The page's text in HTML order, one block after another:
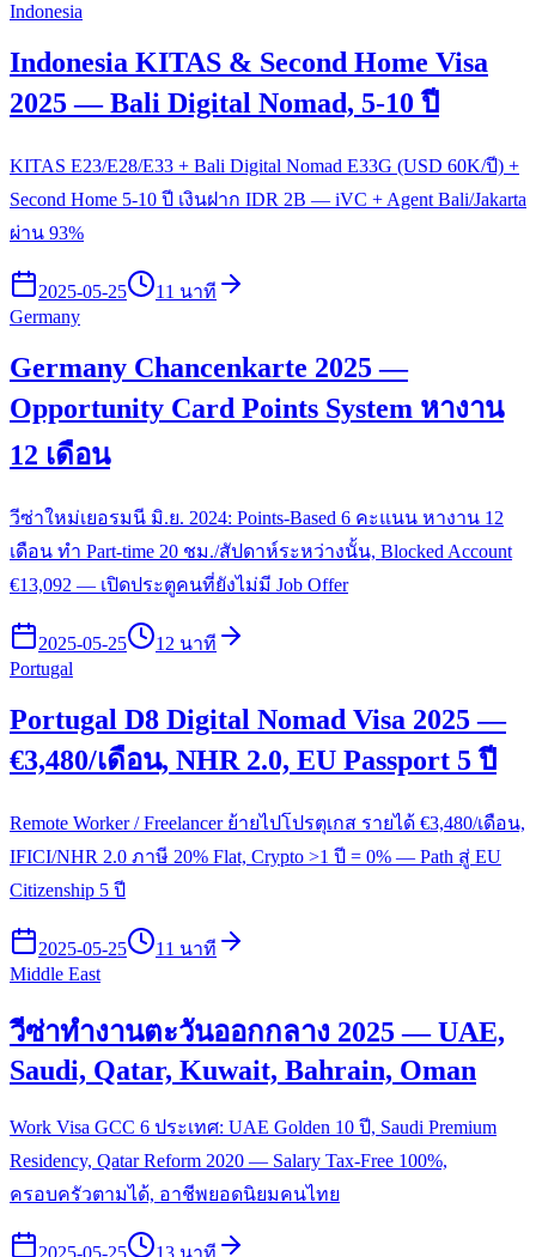
Indonesia
Indonesia KITAS & Second Home Visa
2025 — Bali Digital Nomad, 5-10 ปี
KITAS E23/E28/E33 + Bali Digital Nomad E33G (USD 60K/ปี) +
Second Home 5-10 ปี เงินฝาก IDR 2B — iVC + Agent Bali/Jakarta
ผ่าน 93%
2025-05-25
11 นาที
Germany
Germany Chancenkarte 2025 —
Opportunity Card Points System หางาน
12 เดือน
วีซ่าใหม่เยอรมนี มิ.ย. 2024: Points-Based 6 คะแนน หางาน 12
เดือน ทำ Part-time 20 ชม./สัปดาห์ระหว่างนั้น, Blocked Account
€13,092 — เปิดประตูคนที่ยังไม่มี Job Offer
2025-05-25
12 นาที
Portugal
Portugal D8 Digital Nomad Visa 2025 —
€3,480/เดือน, NHR 2.0, EU Passport 5 ปี
Remote Worker / Freelancer ย้ายไปโปรตุเกส รายได้ €3,480/เดือน,
IFICI/NHR 2.0 ภาษี 20% Flat, Crypto >1 ปี = 0% — Path สู่ EU
Citizenship 5 ปี
2025-05-25
11 นาที
Middle East
วีซ่าทำงานตะวันออกกลาง 2025 — UAE,
Saudi, Qatar, Kuwait, Bahrain, Oman
Work Visa GCC 6 ประเทศ: UAE Golden 10 ปี, Saudi Premium
Residency, Qatar Reform 2020 — Salary Tax-Free 100%,
ครอบครัวตามได้, อาชีพยอดนิยมคนไทย